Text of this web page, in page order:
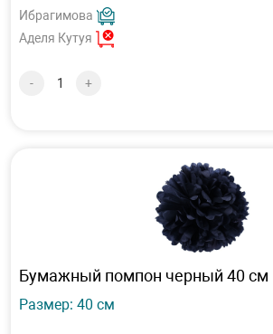
Ибрагимова
Аделя Кутуя
- +
Бумажный помпон черный 40 см
Размер: 40 см